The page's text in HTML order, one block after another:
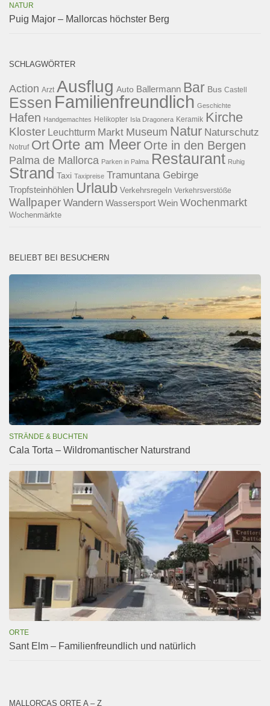
NATUR
Puig Major – Mallorcas höchster Berg
SCHLAGWÖRTER
Action Arzt Ausflug Auto Ballermann Bar Bus Castell
Essen Familienfreundlich Geschichte
Hafen Handgemachtes Helikopter Isla Dragonera Keramik Kirche
Kloster Leuchtturm Markt Museum Natur Naturschutz
Notruf Ort Orte am Meer Orte in den Bergen
Palma de Mallorca Parken in Palma Restaurant Ruhig
Strand Taxi Taxipreise Tramuntana Gebirge
Tropfsteinhöhlen Urlaub Verkehrsregeln Verkehrsverstöße
Wallpaper Wandern Wassersport Wein Wochenmarkt
Wochenmärkte
BELIEBT BEI BESUCHERN
STRÄNDE & BUCHTEN
Cala Torta – Wildromantischer Naturstrand
ORTE
Sant Elm – Familienfreundlich und natürlich
MALLORCAS ORTE A – Z